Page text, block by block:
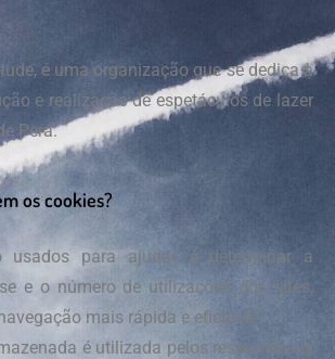
é uma organização que se dedica à
e realização de espetáculos de lazer
Pera.
os cookies?
usados para ajudar a determinar a
e o número de utilizações dos sites,
mais rápida e eficiente.
é utilizada pelos responsáveis